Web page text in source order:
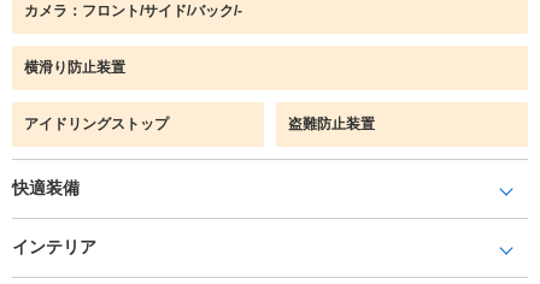
カメラ：フロント/サイド/バック/-
横滑り防止装置
アイドリングストップ 盗難防止装置
快適装備
インテリア